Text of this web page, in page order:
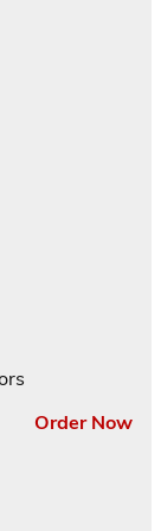
Order Now